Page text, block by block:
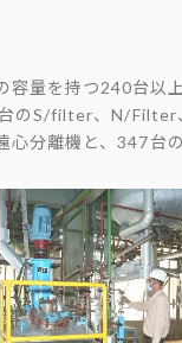
容量を持つ240台以
のS/filter、N/Filter
心分離機と、347台